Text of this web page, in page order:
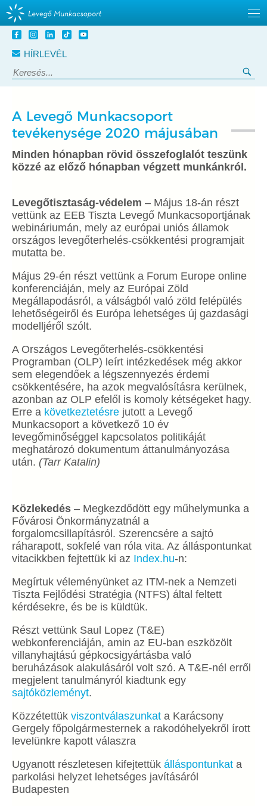
Tovább
tartalomra
HÍRLEVÉL
Keresés:
A Levegő Munkacsoport
tevékenysége 2020 májusában
Minden hónapban rövid összefoglalót teszünk
közzé az előző hónapban végzett munkánkról.
Levegőtisztaság-védelem – Május 18-án részt
vettünk az EEB Tiszta Levegő Munkacsoportjának
webináriumán, mely az európai uniós államok
országos levegőterhelés-csökkentési programjait
mutatta be.
Május 29-én részt vettünk a Forum Europe online
konferenciáján, mely az Európai Zöld
Megállapodásról, a válságból való zöld felépülés
lehetőségeiről és Európa lehetséges új gazdasági
modelljéről szólt.
A Országos Levegőterhelés-csökkentési
Programban (OLP) leírt intézkedések még akkor
sem elegendőek a légszennyezés érdemi
csökkentésére, ha azok megvalósításra kerülnek,
azonban az OLP efelől is komoly kétségeket hagy.
Erre a következtetésre jutott a Levegő
Munkacsoport a következő 10 év
levegőminőséggel kapcsolatos politikáját
meghatározó dokumentum áttanulmányozása
után. (Tarr Katalin)
Közlekedés – Megkezdődött egy műhelymunka a
Fővárosi Önkormányzatnál a
forgalomcsillapításról. Szerencsére a sajtó
ráharapott, sokfelé van róla vita. Az álláspontunkat
vitacikkben fejtettük ki az Index.hu-n:
Megírtuk véleményünket az ITM-nek a Nemzeti
Tiszta Fejlődési Stratégia (NTFS) által feltett
kérdésekre, és be is küldtük.
Részt vettünk Saul Lopez (T&E)
webkonferenciáján, amin az EU-ban eszközölt
villanyhajtású gépkocsigyártásba való
beruházások alakulásáról volt szó. A T&E-nél erről
megjelent tanulmányról kiadtunk egy
sajtóközleményt.
Közzétettük viszontválaszunkat a Karácsony
Gergely főpolgármesternek a rakodóhelyekről írott
levelünkre kapott válaszra
Ugyanott részletesen kifejtettük álláspontunkat a
parkolási helyzet lehetséges javításáról
Budapesten